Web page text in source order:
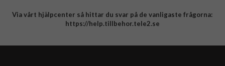
Integritetspolicy
Via vårt hjälpcenter så hittar du svar på de vanligaste frågorna:
https://help.tillbehor.tele2.se